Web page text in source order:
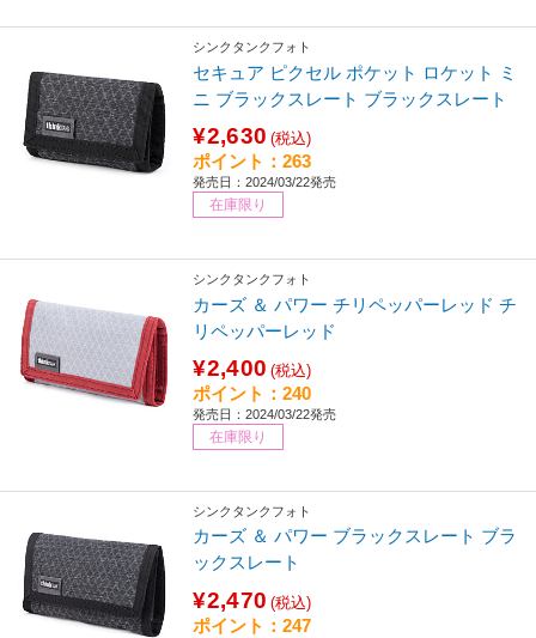
シンクタンクフォト
セキュア ピクセル ポケット ロケット ミ
ニ ブラックスレート ブラックスレート
¥2,630 (税込)
ポイント：263
発売日：2024/03/22発売
在庫限り
シンクタンクフォト
カーズ ＆ パワー チリペッパーレッド チ
リペッパーレッド
¥2,400 (税込)
ポイント：240
発売日：2024/03/22発売
在庫限り
シンクタンクフォト
カーズ ＆ パワー ブラックスレート ブラ
ックスレート
¥2,470 (税込)
ポイント：247